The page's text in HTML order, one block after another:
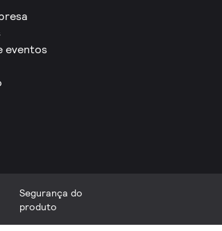
eventos
Segurança do
produto